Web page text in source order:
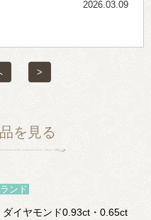
2026.03.09
>
を見る
ンド
ダイヤモンド0.93ct・0.65ct